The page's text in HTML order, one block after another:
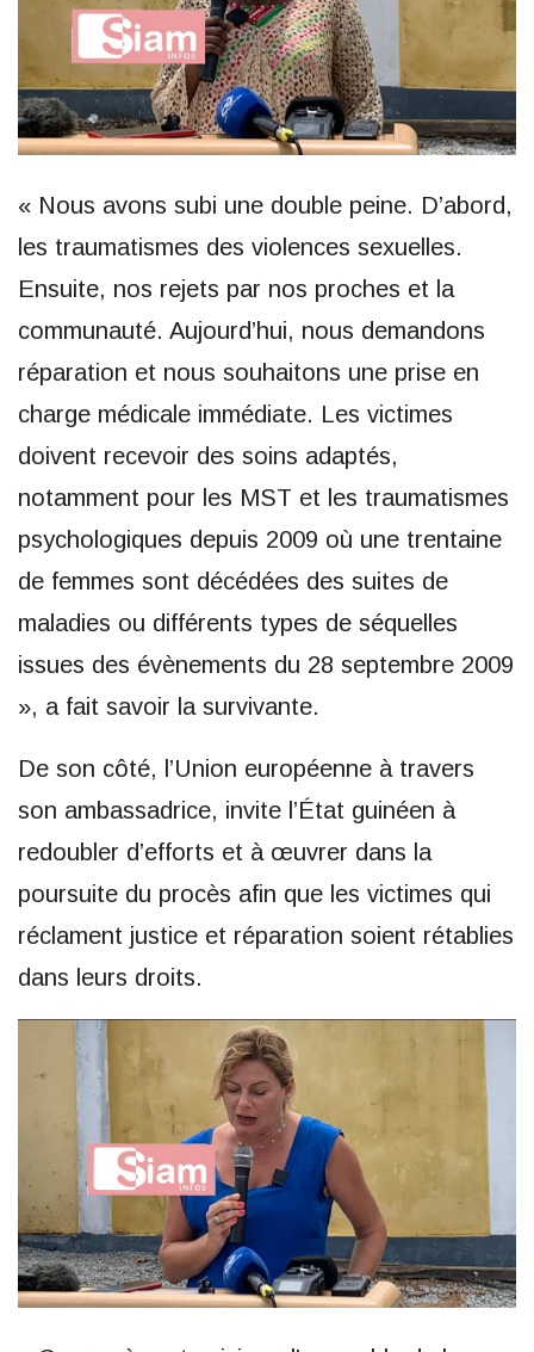
« Nous avons subi une double peine. D’abord,
les traumatismes des violences sexuelles.
Ensuite, nos rejets par nos proches et la
communauté. Aujourd’hui, nous demandons
réparation et nous souhaitons une prise en
charge médicale immédiate. Les victimes
doivent recevoir des soins adaptés,
notamment pour les MST et les traumatismes
psychologiques depuis 2009 où une trentaine
de femmes sont décédées des suites de
maladies ou différents types de séquelles
issues des évènements du 28 septembre 2009
», a fait savoir la survivante.
De son côté, l’Union européenne à travers
son ambassadrice, invite l’État guinéen à
redoubler d’efforts et à œuvrer dans la
poursuite du procès afin que les victimes qui
réclament justice et réparation soient rétablies
dans leurs droits.